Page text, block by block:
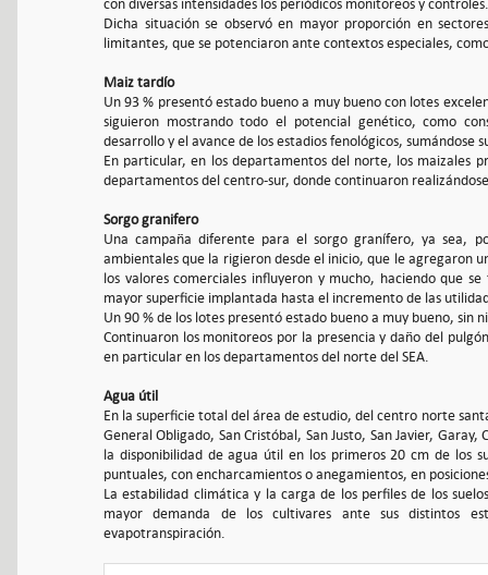
con diversas intensidades los periódicos monitoreos y controles.
Dicha situación se observó en mayor proporción en
limitantes, que se potenciaron ante contextos especiales,
Maiz tardío
Un 93 % presentó estado bueno a muy bueno con lotes
siguieron mostrando todo el potencial genético, como
desarrollo y el avance de los estadios fenológicos, sumándose
En particular, en los departamentos del norte, los maizales
departamentos del centro-sur, donde continuaron
Sorgo granifero
Una campaña diferente para el sorgo granífero, ya sea,
ambientales que la rigieron desde el inicio, que le agregaron
los valores comerciales influyeron y mucho, haciendo que
mayor superficie implantada hasta el incremento de las
Un 90 % de los lotes presentó estado bueno a muy bueno, sin
Continuaron los monitoreos por la presencia y daño del
en particular en los departamentos del norte del SEA.
Agua útil
En la superficie total del área de estudio, del centro norte
General Obligado, San Cristóbal, San Justo, San Javier,
la disponibilidad de agua útil en los primeros 20 cm de los
puntuales, con encharcamientos o anegamientos, en
La estabilidad climática y la carga de los perfiles de los
mayor demanda de los cultivares ante sus distintos
evapotranspiración.